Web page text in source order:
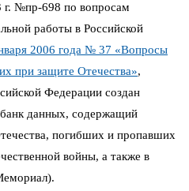
г. №пр-698 по вопросам
работы в Российской
2006 года № 37 «Вопросы
при защите Отечества»,
Федерации создан
данных, содержащий
погибших и пропавших
войны, а также в